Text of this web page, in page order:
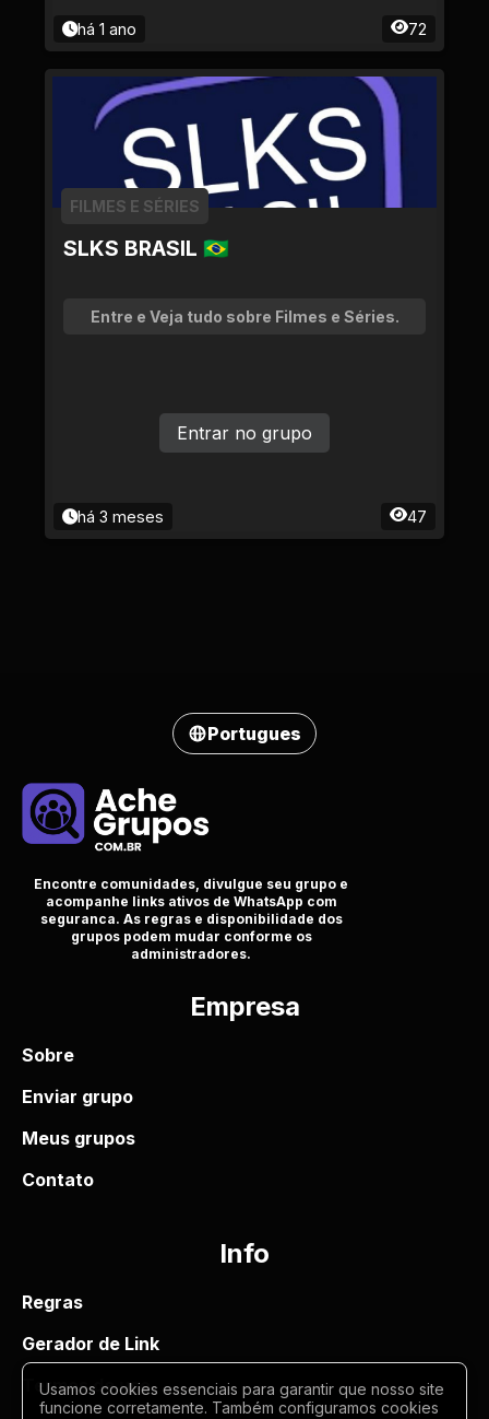
há 1 ano 72
SLKS BRASIL 🇧🇷
FILMES E SÉRIES
Entre e Veja tudo sobre Filmes e Séries.
há 3 meses 47
Entrar no grupo
Portugues
Encontre comunidades, divulgue seu grupo e
acompanhe links ativos de WhatsApp com
seguranca. As regras e disponibilidade dos
grupos podem mudar conforme os
administradores.
Empresa
Sobre
Enviar grupo
Meus grupos
Contato
Info
Regras
Gerador de Link
Termos de uso
Usamos cookies essenciais para garantir que nosso site
funcione corretamente. Também configuramos cookies